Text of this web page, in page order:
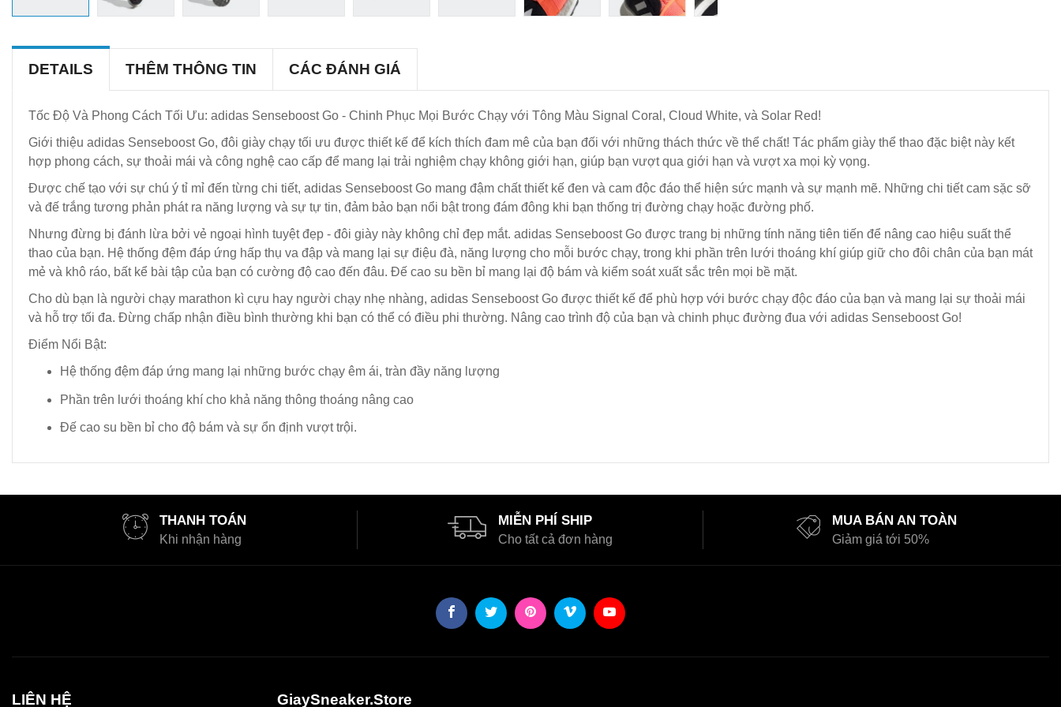
DETAILS THÊM THÔNG TIN CÁC ĐÁNH GIÁ
Tốc Độ Và Phong Cách Tối Ưu: adidas Senseboost Go - Chinh Phục Mọi Bước Chạy với Tông Màu Signal Coral, Cloud White, và Solar Red!
Giới thiệu adidas Senseboost Go, đôi giày chạy tối ưu được thiết kế để kích thích đam mê của bạn đối với những thách thức về thể chất! Tác phẩm giày thể thao đặc biệt này kết
hợp phong cách, sự thoải mái và công nghệ cao cấp để mang lại trải nghiệm chạy không giới hạn, giúp bạn vượt qua giới hạn và vượt xa mọi kỳ vọng.
Được chế tạo với sự chú ý tỉ mỉ đến từng chi tiết, adidas Senseboost Go mang đậm chất thiết kế đen và cam độc đáo thể hiện sức mạnh và sự mạnh mẽ. Những chi tiết cam sặc sỡ
và đế trắng tương phản phát ra năng lượng và sự tự tin, đảm bảo bạn nổi bật trong đám đông khi bạn thống trị đường chạy hoặc đường phố.
Nhưng đừng bị đánh lừa bởi vẻ ngoại hình tuyệt đẹp - đôi giày này không chỉ đẹp mắt. adidas Senseboost Go được trang bị những tính năng tiên tiến để nâng cao hiệu suất thể
thao của bạn. Hệ thống đệm đáp ứng hấp thụ va đập và mang lại sự điệu đà, năng lượng cho mỗi bước chạy, trong khi phần trên lưới thoáng khí giúp giữ cho đôi chân của bạn mát
mẻ và khô ráo, bất kể bài tập của bạn có cường độ cao đến đâu. Đế cao su bền bỉ mang lại độ bám và kiểm soát xuất sắc trên mọi bề mặt.
Cho dù bạn là người chạy marathon kì cựu hay người chạy nhẹ nhàng, adidas Senseboost Go được thiết kế để phù hợp với bước chạy độc đáo của bạn và mang lại sự thoải mái
và hỗ trợ tối đa. Đừng chấp nhận điều bình thường khi bạn có thể có điều phi thường. Nâng cao trình độ của bạn và chinh phục đường đua với adidas Senseboost Go!
Điểm Nổi Bật:
Hệ thống đệm đáp ứng mang lại những bước chạy êm ái, tràn đầy năng lượng
Phần trên lưới thoáng khí cho khả năng thông thoáng nâng cao
Đế cao su bền bỉ cho độ bám và sự ổn định vượt trội.
THANH TOÁN
Khi nhận hàng
MIỄN PHÍ SHIP
Cho tất cả đơn hàng
MUA BÁN AN TOÀN
Giảm giá tới 50%
LIÊN HỆ GiaySneaker.Store